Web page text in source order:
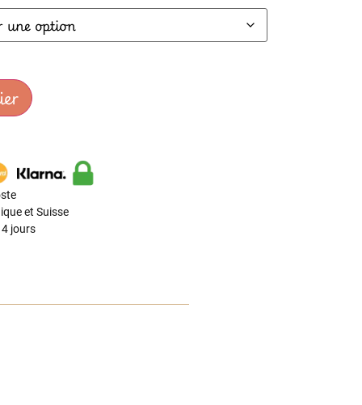
et Suisse
jours